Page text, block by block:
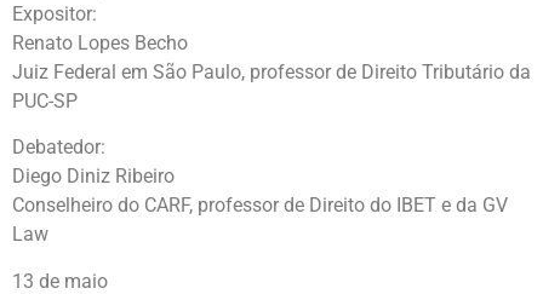
Expositor:
Renato Lopes Becho
Juiz Federal em São Paulo, professor de Direito Tributário da
PUC-SP
Debatedor:
Diego Diniz Ribeiro
Conselheiro do CARF, professor de Direito do IBET e da GV
Law
13 de maio